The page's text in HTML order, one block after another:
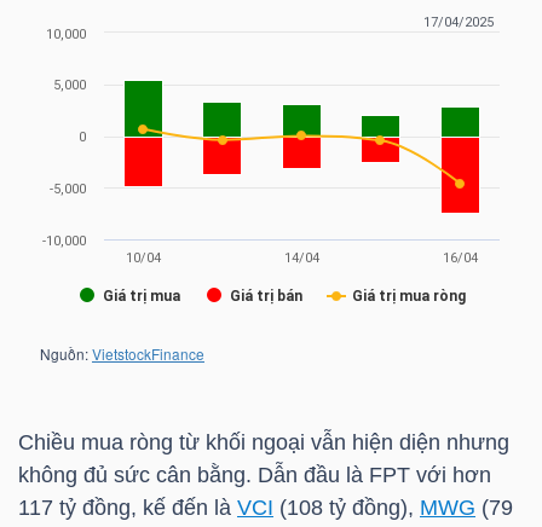
Chiều mua ròng từ khối ngoại vẫn hiện diện nhưng
không đủ sức cân bằng. Dẫn đầu là FPT với hơn
117 tỷ đồng, kế đến là VCI (108 tỷ đồng), MWG (79
ĐẦU
TRUY
DỮ
Ngành